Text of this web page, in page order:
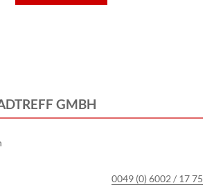
GMBH
0049 (0) 6002 / 17 75